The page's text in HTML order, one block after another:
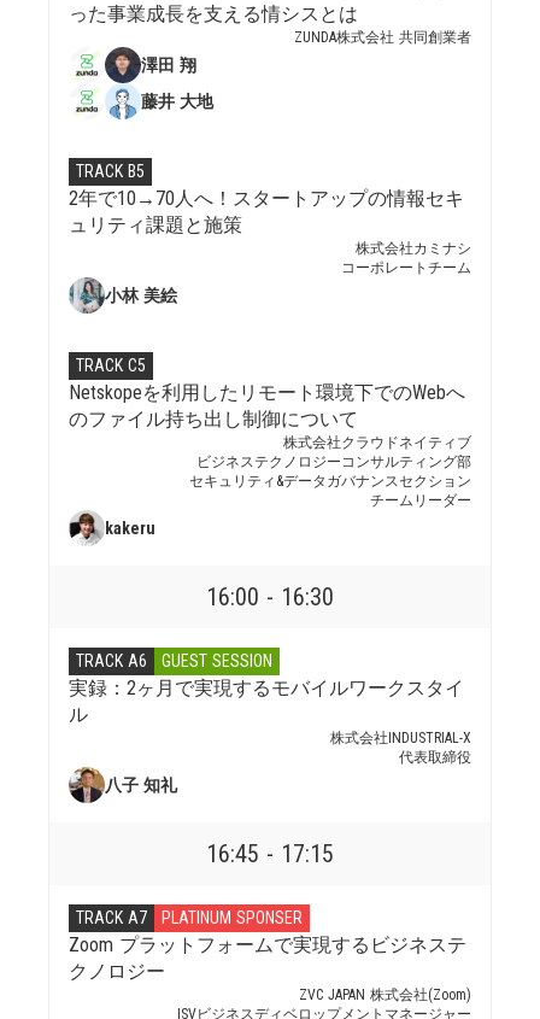
った事業成長を支える情シスとは
ZUNDA株式会社 共同創業者
澤田 翔
藤井 大地
TRACK B5
2年で10→70人へ！スタートアップの情報セキ
ュリティ課題と施策
株式会社カミナシ
コーポレートチーム
小林 美絵
TRACK C5
Netskopeを利用したリモート環境下でのWebへ
のファイル持ち出し制御について
株式会社クラウドネイティブ
ビジネステクノロジーコンサルティング部
セキュリティ&データガバナンスセクション
チームリーダー
kakeru
16:00 - 16:30
TRACK A6 GUEST SESSION
実録：2ヶ月で実現するモバイルワークスタイ
ル
株式会社INDUSTRIAL-X
代表取締役
八子 知礼
16:45 - 17:15
TRACK A7 PLATINUM SPONSER
Zoom プラットフォームで実現するビジネステ
クノロジー
ZVC JAPAN 株式会社(Zoom)
ISVビジネスディベロップメントマネージャー